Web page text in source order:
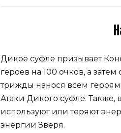
Дикое суфле призывает
героев на 100 очков, а
трижды нанося всем
Атаки Дикого суфле. Также,
используют или теряют
энергии Зверя.